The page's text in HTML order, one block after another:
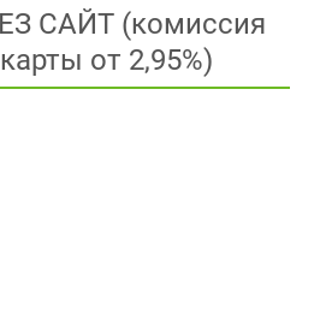
САЙТ (комиссия
от 2,95%)